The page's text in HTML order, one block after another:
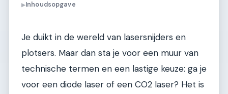
▶Inhoudsopgave
Je duikt in de wereld van lasersnijders en
plotsers. Maar dan sta je voor een muur van
technische termen en een lastige keuze: ga je
voor een diode laser of een CO2 laser? Het is